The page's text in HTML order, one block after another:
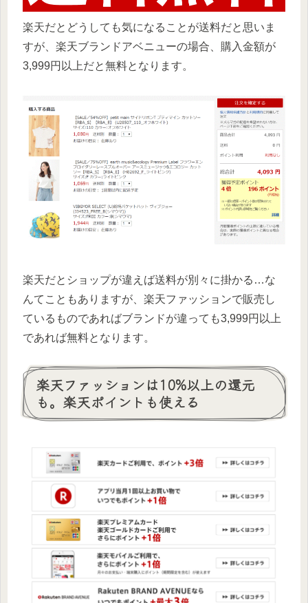
楽天だとどうしても気になることが送料だと思いま
すが、楽天ブランドアベニューの場合、購入金額が
3,999円以上だと無料となります。
楽天だとショップが違えば送料が別々に掛かる…な
んてこともありますが、楽天ファッションで販売し
ているものであればブランドが違っても3,999円以上
であれば無料となります。
楽天ファッションは10%以上の還元
も。楽天ポイントも使える